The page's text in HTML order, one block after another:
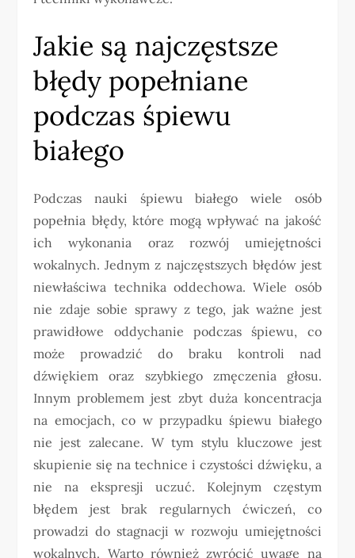
Jakie są najczęstsze
błędy popełniane
podczas śpiewu
białego
Podczas nauki śpiewu białego wiele osób
popełnia błędy, które mogą wpływać na jakość
ich wykonania oraz rozwój umiejętności
wokalnych. Jednym z najczęstszych błędów jest
niewłaściwa technika oddechowa. Wiele osób
nie zdaje sobie sprawy z tego, jak ważne jest
prawidłowe oddychanie podczas śpiewu, co
może prowadzić do braku kontroli nad
dźwiękiem oraz szybkiego zmęczenia głosu.
Innym problemem jest zbyt duża koncentracja
na emocjach, co w przypadku śpiewu białego
nie jest zalecane. W tym stylu kluczowe jest
skupienie się na technice i czystości dźwięku, a
nie na ekspresji uczuć. Kolejnym częstym
błędem jest brak regularnych ćwiczeń, co
prowadzi do stagnacji w rozwoju umiejętności
wokalnych. Warto również zwrócić uwagę na